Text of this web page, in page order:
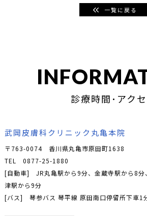
一覧に戻る
診療時間･アク
武岡皮膚科クリニック丸亀本院
〒763-0074 香川県丸亀市原田町1638
TEL 0877-25-1880
[自動車] JR丸亀駅から9分、金蔵寺駅から8分
津駅から9分
[バス] 琴参バス 琴平線 原田南口停留所下車1